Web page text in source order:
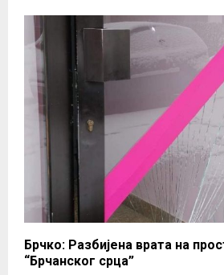
Брчко: Разбијена врата на
“Брчанског срца”